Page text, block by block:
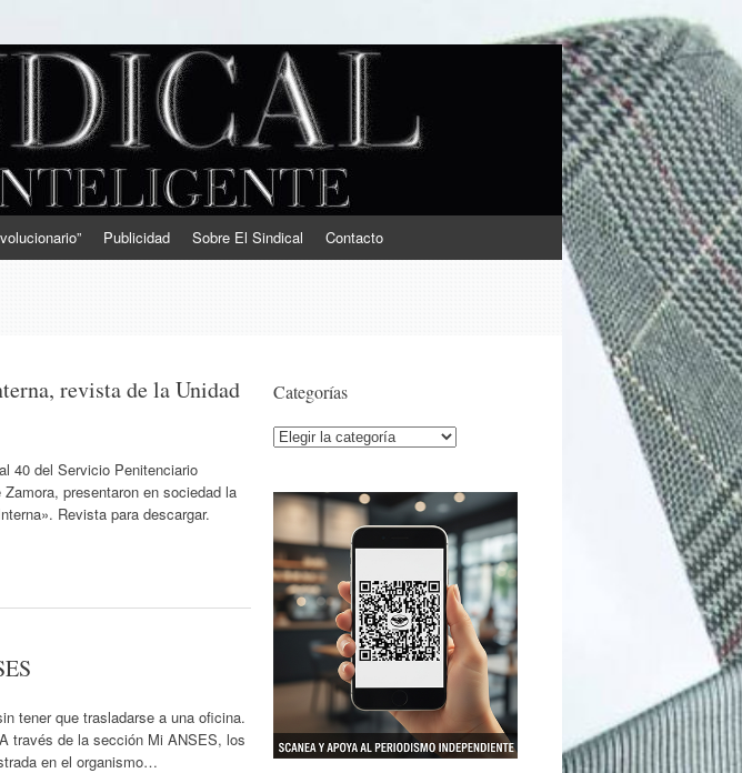
Publicidad Sobre El Sindical Contacto
revista de la Unidad
40 del Servicio Penitenciario
presentaron en sociedad la
Revista para descargar.
tener que trasladarse a una oficina.
través de la sección Mi ANSES, los
en el organismo…
Categorías
Categorías